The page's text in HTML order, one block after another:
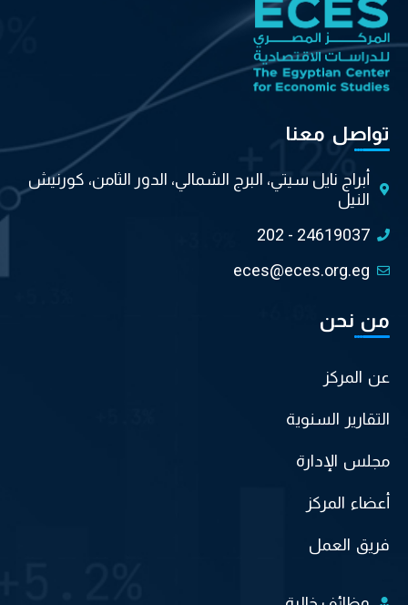
تواصل معنا
أبراج نايل سيتي، البرج الشمالي، الدور الثامن، كورنيش
النيل
202 - 24619037
eces@eces.org.eg
من نحن
عن المركز
التقارير السنوية
مجلس الإدارة
أعضاء المركز
فريق العمل